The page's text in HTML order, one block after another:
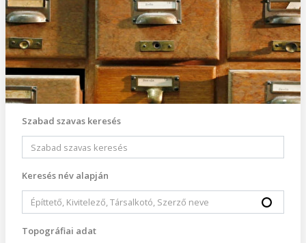
Szabad szavas keresés
Keresés név alapján
Topográfiai adat